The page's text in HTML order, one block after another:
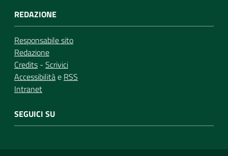
REDAZIONE
Responsabile sito
Redazione
Credits - Scrivici
Accessibilitàe RSS
Intranet
SEGUICI SU